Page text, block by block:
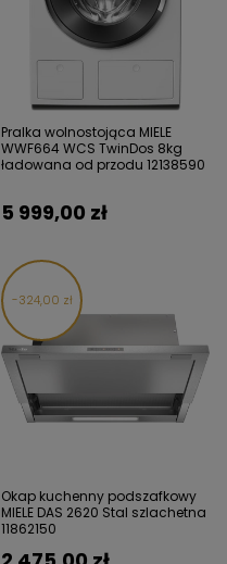
Pralka wolnostojąca MIELE
WWF664 WCS TwinDos 8kg
ładowana od przodu 12138590
5 999,00 zł
324,00 zł
Okap kuchenny podszafkowy
MIELE DAS 2620 Stal szlachetna
11862150